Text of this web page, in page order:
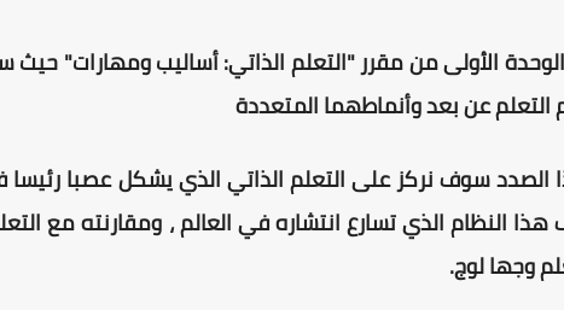
الأولى من مقرر "التعلم الذاتي: أساليب ومهارات"
التعلم عن بعد وأنماطهما المتعددة
الصدد سوف نركز على التعلم الذاتي الذي يشكل عصبا
النظام الذي تسارع انتشاره في العالم ، ومقارنته مع
وجها لوج.